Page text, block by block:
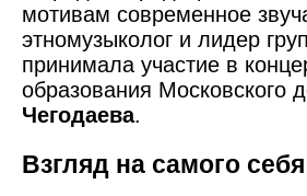
мотивам современное
этномузыколог и лидер
принимала участие в
образования Московского
Чегодаева.
Взгляд на самого себя